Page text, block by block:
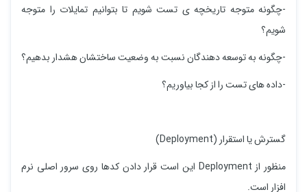
-چگونه متوجه تاریخچه ی تست شویم تا بتوانیم تمایلات را متوجه
شویم؟
-چگونه به توسعه دهندگان نسبت به وضعیت ساختشان هشدار بدهیم؟
-داده های تست را از کجا بیاوریم؟
گسترش یا استقرار (Deployment)
منظور از Deployment این است قرار دادن کدها روی سرور اصلی نرم
افزار است.